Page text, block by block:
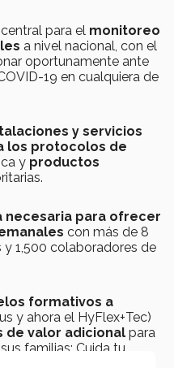
para el monitoreo
a nivel nacional, con el
oportunamente ante
19 en cualquiera de
y servicios
los protocolos de
y productos
necesaria para ofrecer
con más de 8
1,500 colaboradores de
formativos a
y ahora el HyFlex+Tec)
de valor adicional para
familias: Cuida tu
y Beneficios de